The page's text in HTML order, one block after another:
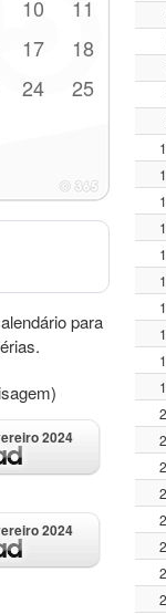
10 11
17 18
24 25
para
2024
2024